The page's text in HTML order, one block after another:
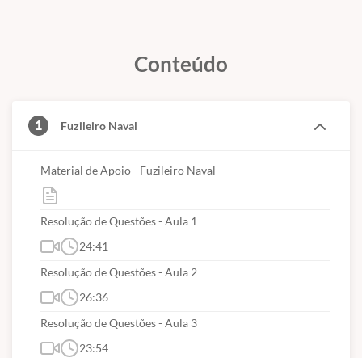
Matemática Financeira
Inequação do primeiro grau
Equação do segundo grau
Funções
Expressões algébricas
Geometria Plana
Geometria Espacial
Trigonometria
Conteúdo
1 Fuzileiro Naval
Material de Apoio - Fuzileiro Naval
Resolução de Questões - Aula 1
24:41
Resolução de Questões - Aula 2
26:36
Resolução de Questões - Aula 3
23:54